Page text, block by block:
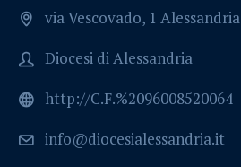
via Vescovado, 1 Alessandria
Diocesi di Alessandria
http://C.F.%2096008520064
info@diocesialessandria.it